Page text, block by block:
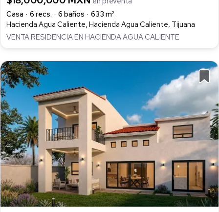
Casa
6 recs. 6 baños
633 m²
Hacienda Agua Caliente, Hacienda Agua Caliente, Tijuana
VENTA RESIDENCIA EN HACIENDA AGUA CALIENTE